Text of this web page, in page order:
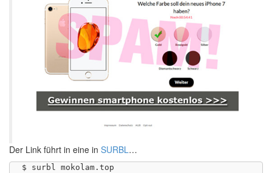
Der Link führt in eine in SURBL…
$ surbl mokolam.top